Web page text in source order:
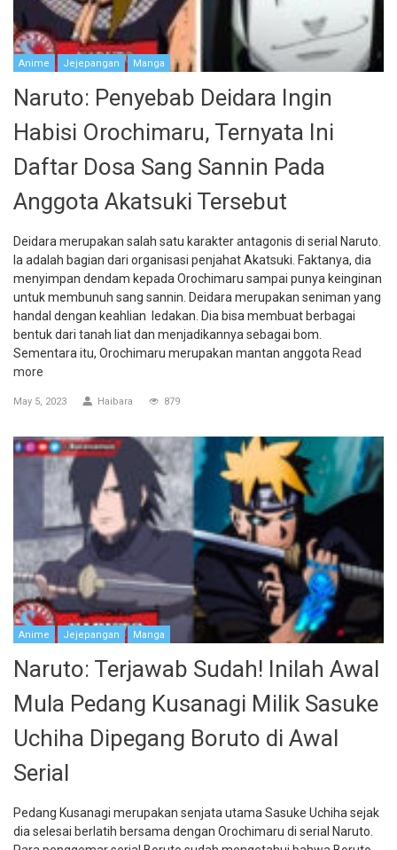
Anime Jejepangan Manga
Naruto: Penyebab Deidara Ingin
Habisi Orochimaru, Ternyata Ini
Daftar Dosa Sang Sannin Pada
Anggota Akatsuki Tersebut
Deidara merupakan salah satu karakter antagonis di serial Naruto.
Ia adalah bagian dari organisasi penjahat Akatsuki. Faktanya, dia
menyimpan dendam kepada Orochimaru sampai punya keinginan
untuk membunuh sang sannin. Deidara merupakan seniman yang
handal dengan keahlian ledakan. Dia bisa membuat berbagai
bentuk dari tanah liat dan menjadikannya sebagai bom.
Sementara itu, Orochimaru merupakan mantan anggota Read
more
May 5, 2023 Haibara 879
Anime Jejepangan Manga
Naruto: Terjawab Sudah! Inilah Awal
Mula Pedang Kusanagi Milik Sasuke
Uchiha Dipegang Boruto di Awal
Serial
Pedang Kusanagi merupakan senjata utama Sasuke Uchiha sejak
dia selesai berlatih bersama dengan Orochimaru di serial Naruto.